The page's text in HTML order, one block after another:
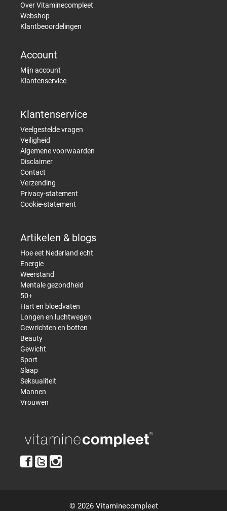
Over Vitaminecompleet
Webshop
Klantbeoordelingen
Account
Mijn account
Klantenservice
Klantenservice
Veelgestelde vragen
Veiligheid
Algemene voorwaarden
Disclaimer
Contact
Verzending
Privacy-statement
Cookie-statement
Artikelen & blogs
Hoe eet Nederland echt
Energie
Weerstand
Mentale gezondheid
50+
Hart en bloedvaten
Longen en luchtwegen
Gewrichten en botten
Beauty
Gewicht
Sport
Slaap
Seksualiteit
Mannen
Vrouwen
© 2026 Vitaminecompleet